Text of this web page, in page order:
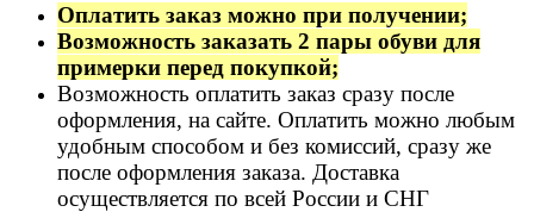
Оплатить заказ можно при получении;
Возможность заказать 2 пары обуви для
примерки перед покупкой;
Возможность оплатить заказ сразу после
оформления, на сайте. Оплатить можно любым
удобным способом и без комиссий, сразу же
после оформления заказа. Доставка
осуществляется по всей России и СНГ